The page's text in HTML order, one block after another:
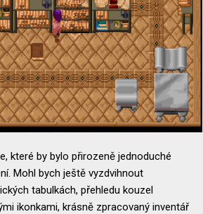
které by bylo přirozeně jednoduché
Mohl bych ještě vyzdvihnout
tabulkách, přehledu kouzel
ikonkami, krásně zpracovaný inventář